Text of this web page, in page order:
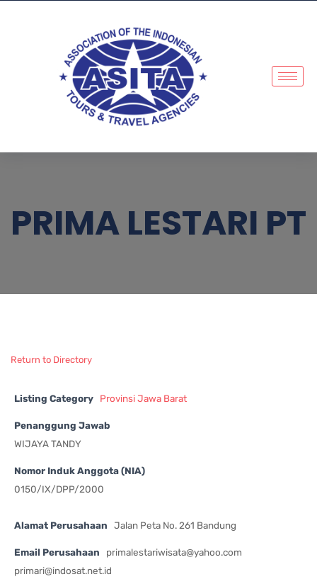
PRIMA LESTARI PT
Return to Directory
Listing Category Provinsi Jawa Barat
Penanggung Jawab
WIJAYA TANDY
Nomor Induk Anggota (NIA)
0150/IX/DPP/2000
Alamat Perusahaan Jalan Peta No. 261 Bandung
Email Perusahaan
primalestariwisata@yahoo.com
primari@indosat.net.id